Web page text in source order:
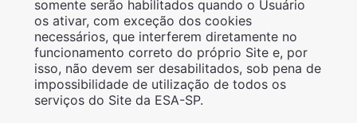
somente serão habilitados quando o Usuário
os ativar, com exceção dos cookies
necessários, que interferem diretamente no
funcionamento correto do próprio Site e, por
isso, não devem ser desabilitados, sob pena de
impossibilidade de utilização de todos os
serviços do Site da ESA-SP.